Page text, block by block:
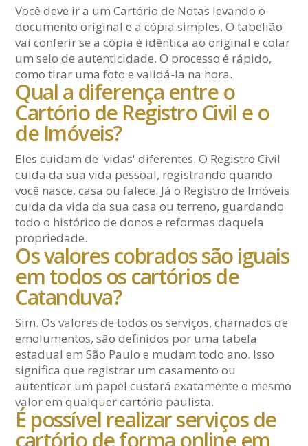
Você deve ir a um Cartório de Notas levando o
documento original e a cópia simples. O tabelião
vai conferir se a cópia é idêntica ao original e colar
um selo de autenticidade. O processo é rápido,
como tirar uma foto e validá-la na hora.
Qual a diferença entre o
Cartório de Registro Civil e o
de Imóveis?
Eles cuidam de 'vidas' diferentes. O Registro Civil
cuida da sua vida pessoal, registrando quando
você nasce, casa ou falece. Já o Registro de Imóveis
cuida da vida da sua casa ou terreno, guardando
todo o histórico de donos e reformas daquela
propriedade.
Os valores cobrados são iguais
em todos os cartórios de
Catanduva?
Sim. Os valores de todos os serviços, chamados de
emolumentos, são definidos por uma tabela
estadual em São Paulo e mudam todo ano. Isso
significa que registrar um casamento ou
autenticar um papel custará exatamente o mesmo
valor em qualquer cartório paulista.
É possível realizar serviços de
cartório de forma online em